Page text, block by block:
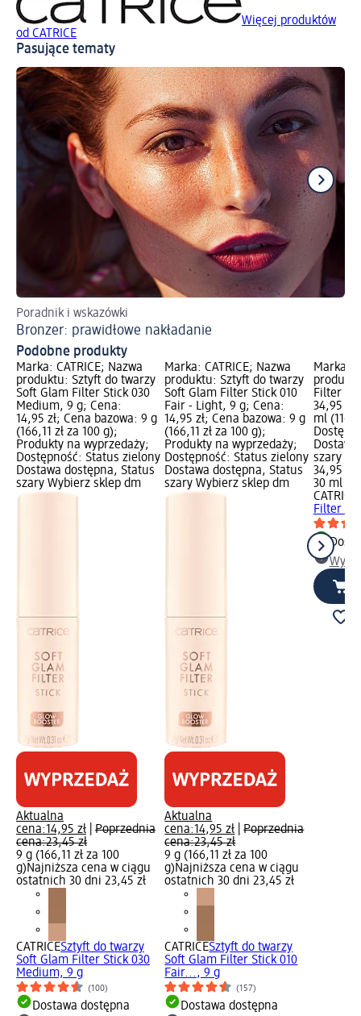
Więcej produktów
od CATRICE
Pasujące tematy
Poradnik i wskazówki
Bronzer: prawidłowe nakładanie
Podobne produkty
Marka: CATRICE; Nazwa
produktu: Sztyft do twarzy
Soft Glam Filter Stick 030
Medium, 9 g; Cena:
14,95 zł; Cena bazowa: 9 g
(166,11 zł za 100 g);
Produkty na wyprzedaży;
Dostępność: Status zielony
Dostawa dostępna, Status
szary Wybierz sklep dm
Aktualna
cena:14,95 zł
Poprzednia
cena:23,45 zł
9 g (166,11 zł za 100
g)Najniższa cena w ciągu
ostatnich 30 dni 23,45 zł
CATRICESztyft do twarzy
Soft Glam Filter Stick 030
Medium, 9 g
(100)
Dostawa dostępna
Marka: CATRICE; Nazwa
produktu: Sztyft do twarzy
Soft Glam Filter Stick 010
Fair - Light, 9 g; Cena:
14,95 zł; Cena bazowa: 9 g
(166,11 zł za 100 g);
Produkty na wyprzedaży;
Dostępność: Status zielony
Dostawa dostępna, Status
szary Wybierz sklep dm
Aktualna
cena:14,95 zł |Poprzednia
cena:23,45 zł
9 g (166,11 zł za 100
g)Najniższa cena w ciągu
ostatnich 30 dni 23,45 zł
CATRICESztyft do twarzy
Soft Glam Filter Stick 010
Fair..., 9 g
(157)
Dostawa dostępna
Marka:
Filter
34,95
ml
szary
34,95 zł
30 ml
CATRICE
Filter